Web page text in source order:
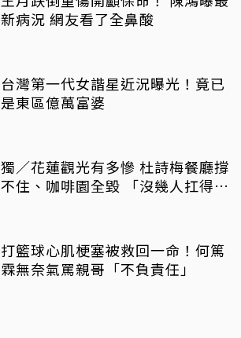
新病況 網友看了全鼻酸
台灣第一代女諧星近況曝光！竟已
是東區億萬富婆
獨／花蓮觀光有多慘 杜詩梅餐廳撐
不住、咖啡園全毀 「沒幾人扛得
打籃球心肌梗塞被救回一命！何篤
霖無奈氣罵親哥「不負責任」